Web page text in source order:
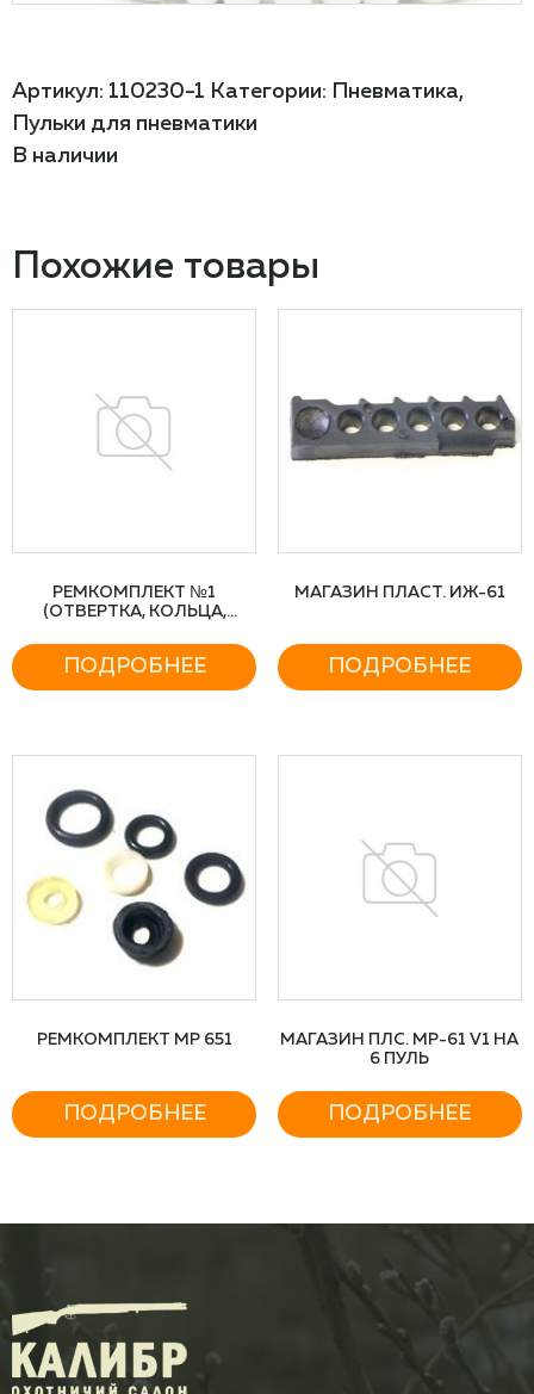
Артикул: 110230-1 Категории: Пневматика,
Пульки для пневматики
В наличии
Похожие товары
РЕМКОМПЛЕКТ №1
(ОТВЕРТКА, КОЛЬЦА,
ПОДРОБНЕЕ
МАГАЗИН ПЛАСТ. ИЖ-61
ПОДРОБНЕЕ
РЕМКОМПЛЕКТ МР 651
ПОДРОБНЕЕ
МАГАЗИН ПЛС. МР-61 V1 НА
6 ПУЛЬ
ПОДРОБНЕЕ